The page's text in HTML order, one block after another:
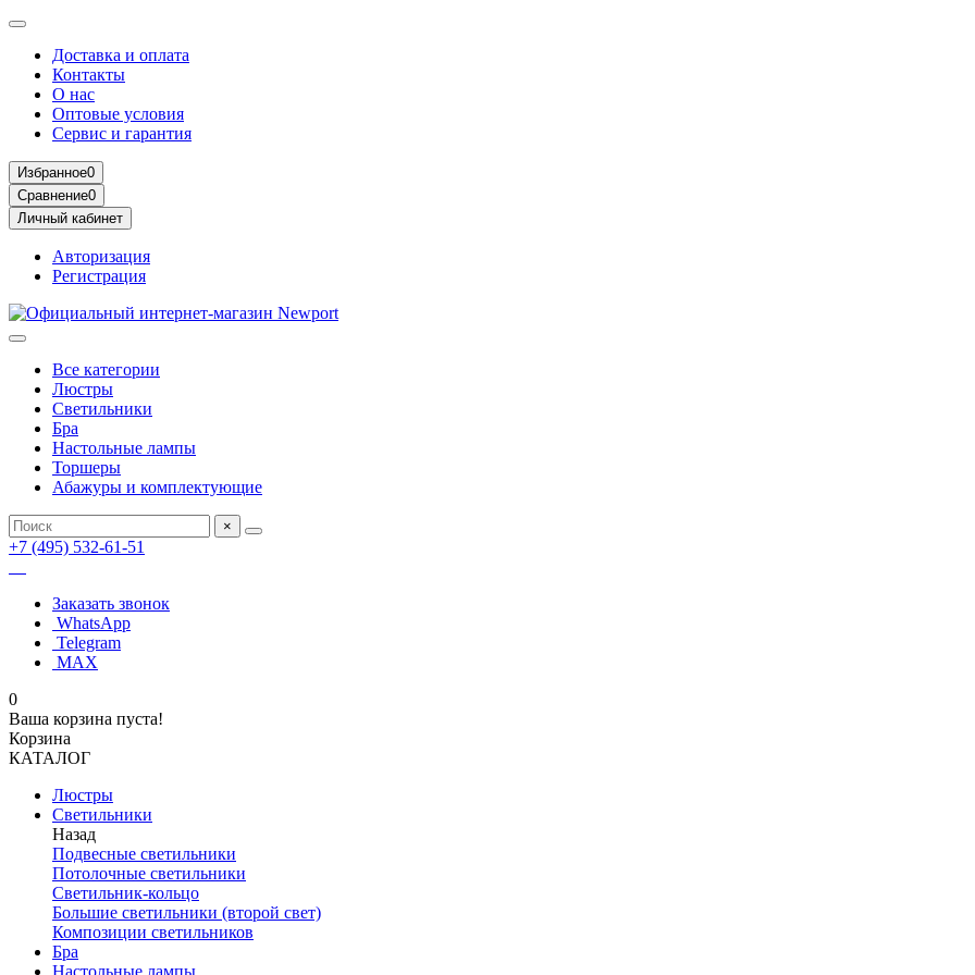
Доставка и оплата
Контакты
О нас
Оптовые условия
Сервис и гарантия
Избранное0
Сравнение0
Личный кабинет
Авторизация
Регистрация
Все категории
Люстры
Светильники
Бра
Настольные лампы
Торшеры
Абажуры и комплектующие
×
+7 (495) 532-61-51
Заказать звонок
WhatsApp
Telegram
MAX
0
Ваша корзина пуста!
Корзина
КАТАЛОГ
Люстры
Светильники
Назад
Подвесные светильники
Потолочные светильники
Светильник-кольцо
Большие светильники (второй свет)
Композиции светильников
Бра
Настольные лампы